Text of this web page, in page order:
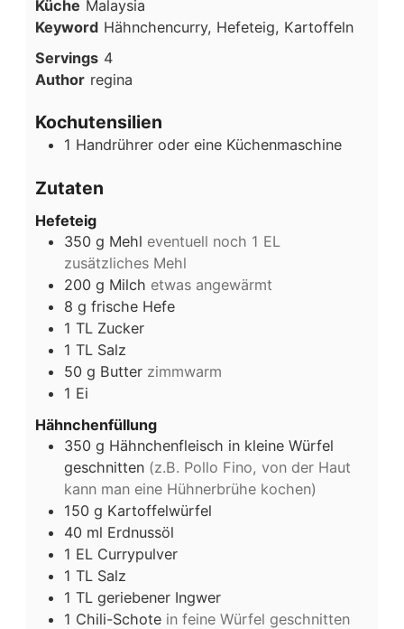
Küche Malaysia
Keyword Hähnchencurry, Hefeteig, Kartoffeln
Servings 4
Author regina
Kochutensilien
1 Handrührer oder eine Küchenmaschine
Zutaten
Hefeteig
350 g Mehl eventuell noch 1 EL
zusätzliches Mehl
200 g Milch etwas angewärmt
8 g frische Hefe
1 TL Zucker
1 TL Salz
50 g Butter zimmwarm
1 Ei
Hähnchenfüllung
350 g Hähnchenfleisch in kleine Würfel
geschnitten (z.B. Pollo Fino, von der Haut
kann man eine Hühnerbrühe kochen)
150 g Kartoffelwürfel
40 ml Erdnussöl
1 EL Currypulver
1 TL Salz
1 TL geriebener Ingwer
1 Chili-Schote in feine Würfel geschnitten